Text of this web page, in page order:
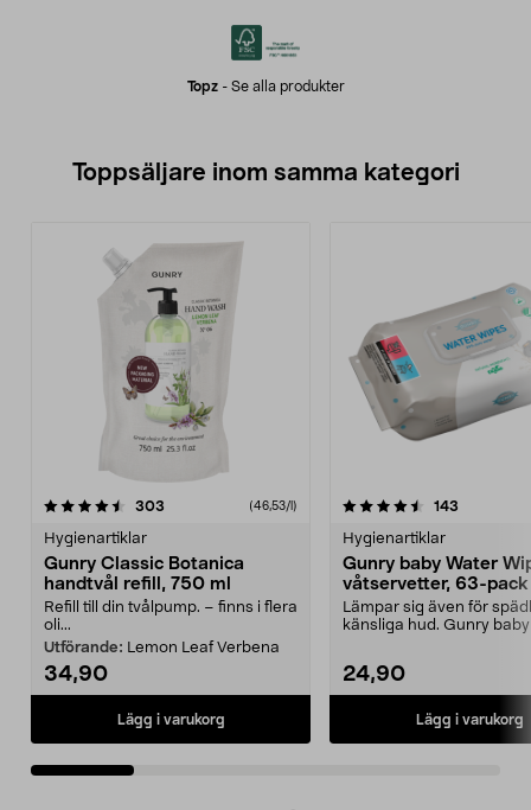
Topz- Se alla produkter
Toppsäljare inom samma kategori
303 (46,53/l)
Hygienartiklar
Gunry Classic Botanica
handtvål refill, 750 ml
Refill till din tvålpump. – finns i flera
oli...
Utförande: Lemon Leaf Verbena
34,90
Lägg i varukorg
4.5 av 5 stjärnor 143
Hygienartiklar
Gunry baby Water
våtservetter, 63-pack
Lämpar sig även för
känsliga hud. Gunry
24,90
Lägg i varukorg
4.5 av 5 stjärnor